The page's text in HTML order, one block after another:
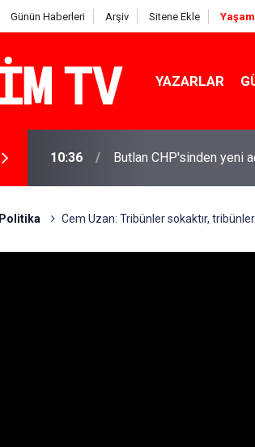
Günün Haberleri Arşiv Sitene Ekle Yaşam
YAZARLAR
10:30 Pentagon UFO
Politika Cem Uzan: Tribünler sokaktır,